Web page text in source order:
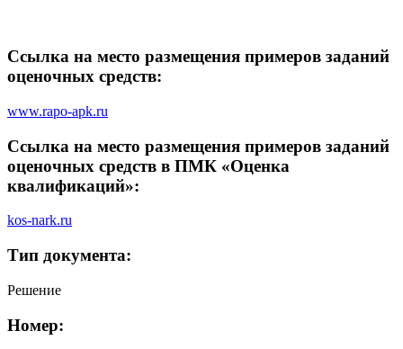
Ссылка на место размещения примеров заданий
оценочных средств:
www.rapo-apk.ru
Ссылка на место размещения примеров заданий
оценочных средств в ПМК «Оценка
квалификаций»:
kos-nark.ru
Тип документа:
Решение
Номер: